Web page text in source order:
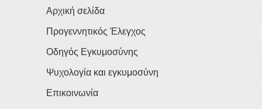
Αρχική σελίδα
Προγεννητικός Έλεγχος
Οδηγός Εγκυμοσύνης
Ψυχολογία και εγκυμοσύνη
Επικοινωνία